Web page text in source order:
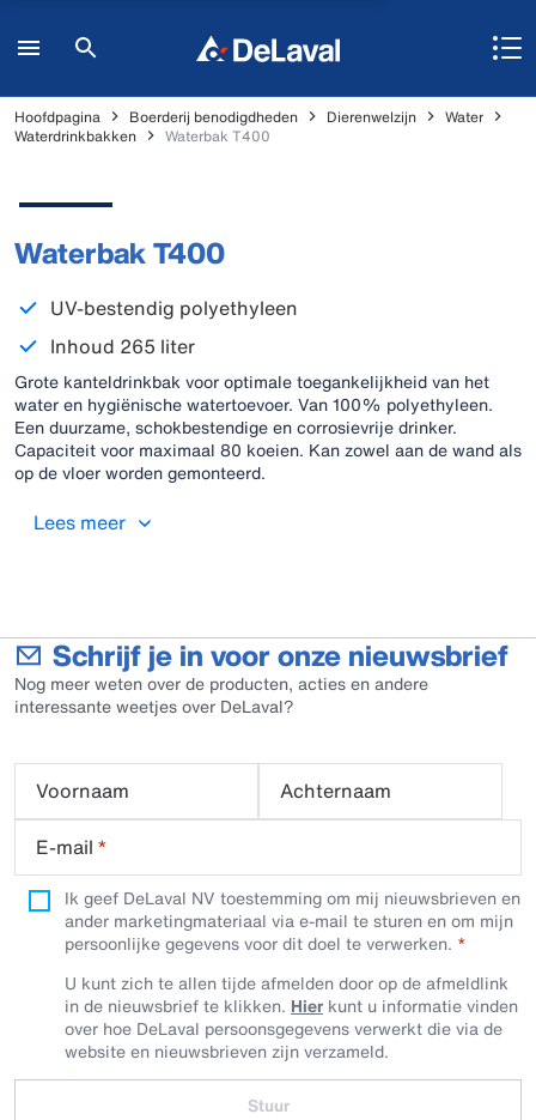
Hoofdpagina Boerderij benodigdheden Dierenwelzijn
Water
Waterdrinkbakken
Waterbak T400
Waterbak T400
UV-bestendig polyethyleen
Inhoud 265 liter
Grote kanteldrinkbak voor optimale toegankelijkheid van het
water en hygiënische watertoevoer. Van 100% polyethyleen.
Een duurzame, schokbestendige en corrosievrije drinker.
Capaciteit voor maximaal 80 koeien. Kan zowel aan de wand als
op de vloer worden gemonteerd.
Lees meer
Schrijf je in voor onze nieuwsbrief
Nog meer weten over de producten, acties en andere
interessante weetjes over DeLaval?
Voornaam
Achternaam
E-mail *
Ik geef DeLaval NV toestemming om mij nieuwsbrieven en
ander marketingmateriaal via e-mail te sturen en om mijn
persoonlijke gegevens voor dit doel te verwerken.
U kunt zich te allen tijde afmelden door op de afmeldlink
in de nieuwsbrief te klikken. Hier kunt u informatie vinden
over hoe DeLaval persoonsgegevens verwerkt die via de
website en nieuwsbrieven zijn verzameld.
Stuur